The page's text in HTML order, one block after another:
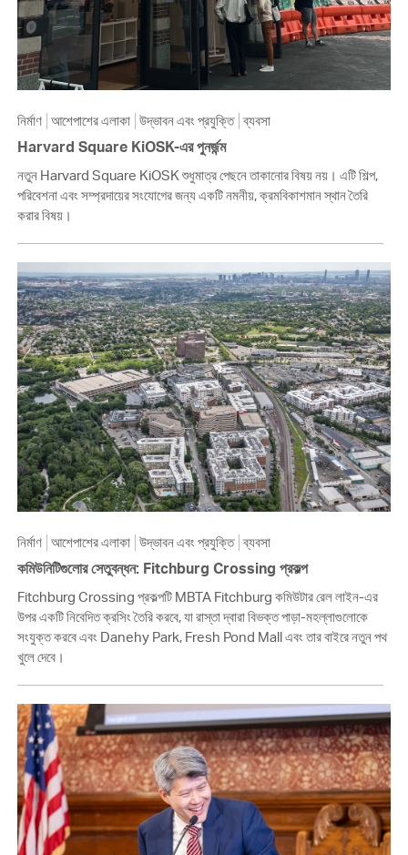
নির্মাণ আশেপাশের এলাকা উদ্ভাবন এবং প্রযুক্তি ব্যবসা
Harvard Square KiOSK-এর পুনর্জন্ম
নতুন Harvard Square KiOSK শুধুমাত্র পেছনে তাকানোর বিষয় নয়। এটি শিল্প,
পরিবেশনা এবং সম্প্রদায়ের সংযোগের জন্য একটি নমনীয়, ক্রমবিকাশমান স্থান তৈরি
করার বিষয়।
নির্মাণ আশেপাশের এলাকা উদ্ভাবন এবং প্রযুক্তি ব্যবসা
কমিউনিটিগুলোর সেতুবন্ধন: Fitchburg Crossing প্রকল্প
Fitchburg Crossing প্রকল্পটি MBTA Fitchburg কমিউটার রেল লাইন-এর
উপর একটি নিবেদিত ক্রসিং তৈরি করবে, যা রাস্তা দ্বারা বিভক্ত পাড়া-মহল্লাগুলোকে
সংযুক্ত করবে এবং Danehy Park, Fresh Pond Mall এবং তার বাইরে নতুন পথ
খুলে দেবে।